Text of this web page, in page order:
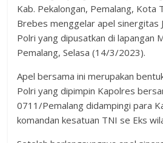
Kab. Pekalongan, Pemalang, Kota
Brebes menggelar apel sinergitas
Polri yang dipusatkan di lapangan
Pemalang, Selasa (14/3/2023).
Apel bersama ini merupakan
Polri yang dipimpin Kapolres
0711/Pemalang didampingi para
komandan kesatuan TNI se Eks